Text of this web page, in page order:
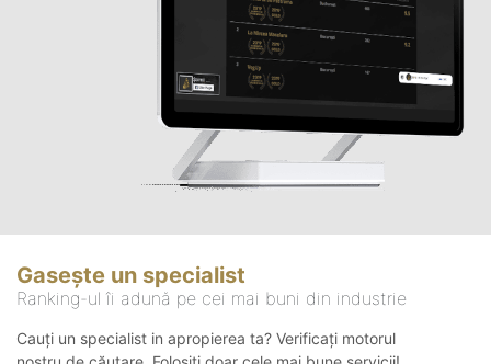
Gasește un specialist
Ranking-ul îi adună pe cei mai buni din industrie
Cauți un specialist in apropierea ta? Verificați motorul